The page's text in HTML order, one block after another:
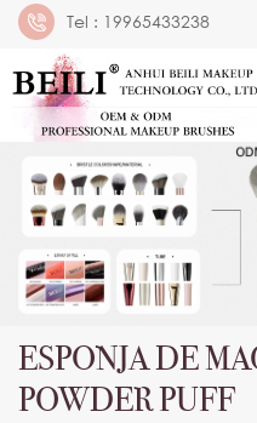
Tel : 19965433238
ESPONJA DE
POWDER PUFF